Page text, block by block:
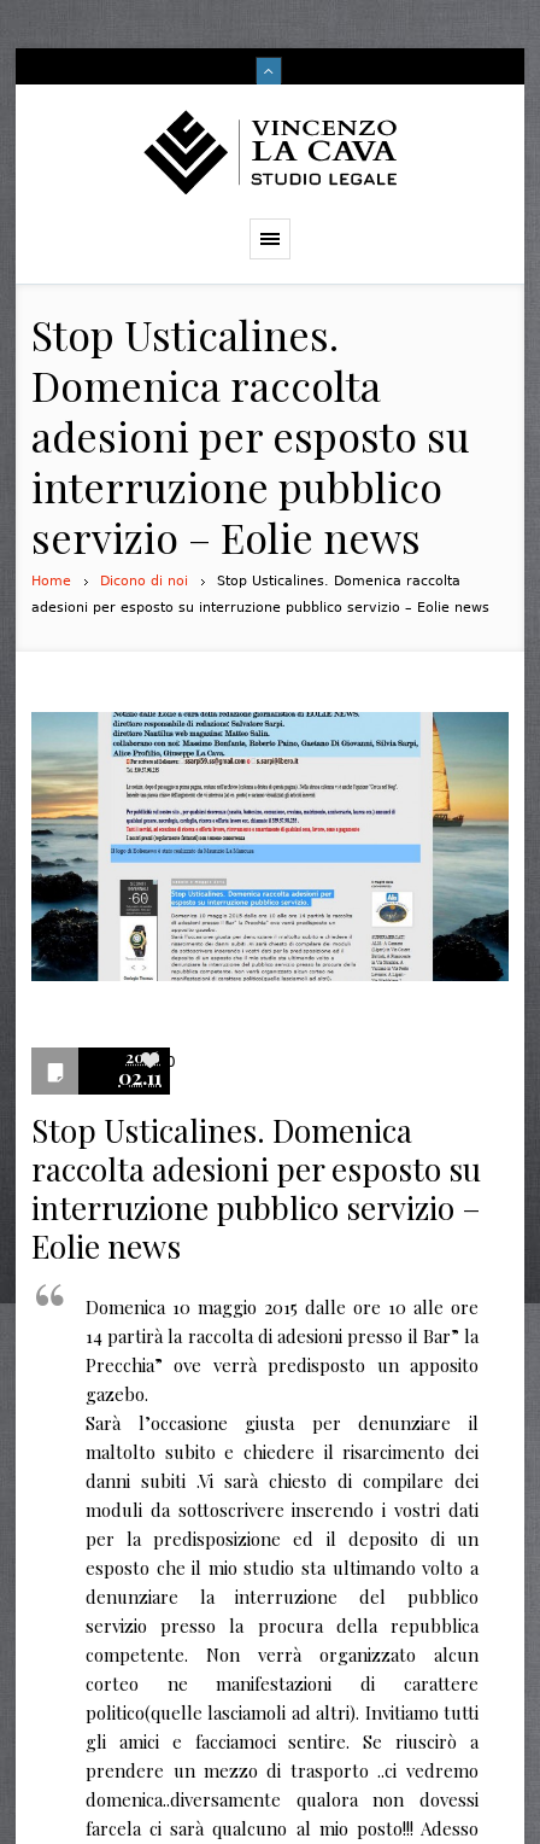
Stop Usticalines.
Domenica raccolta
adesioni per esposto su
interruzione pubblico
servizio – Eolie news
Home Dicono di noi
Stop Usticalines. Domenica raccolta
adesioni per esposto su interruzione pubblico servizio – Eolie news
2016
02.11
0
Stop Usticalines. Domenica
raccolta adesioni per esposto su
interruzione pubblico servizio –
Eolie news
Domenica 10 maggio 2015 dalle ore 10 alle ore
14 partirà la raccolta di adesioni presso il Bar” la
Precchia” ove verrà predisposto un apposito
gazebo.
Sarà l’occasione giusta per denunziare il
maltolto subito e chiedere il risarcimento dei
danni subiti .Vi sarà chiesto di compilare dei
moduli da sottoscrivere inserendo i vostri dati
per la predisposizione ed il deposito di un
esposto che il mio studio sta ultimando volto a
denunziare la interruzione del pubblico
servizio presso la procura della repubblica
competente. Non verrà organizzato alcun
corteo ne manifestazioni di carattere
politico(quelle lasciamoli ad altri). Invitiamo tutti
gli amici e facciamoci sentire. Se riuscirò a
prendere un mezzo di trasporto ..ci vedremo
domenica..diversamente qualora non dovessi
farcela ci sarà qualcuno al mio posto!!! Adesso